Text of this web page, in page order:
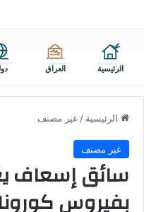
الرئيسية العراق
الرئيسية / غير مصنف
غير مصنف
سائق إسعاف
بفيروس كورونا